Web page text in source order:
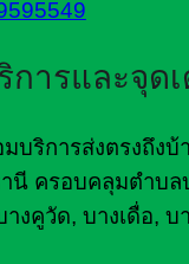
ารและจุด
มบริการส่งตรงถึง
านี ครอบคลุมตำบ
งคูวัด, บางเดื่อ,